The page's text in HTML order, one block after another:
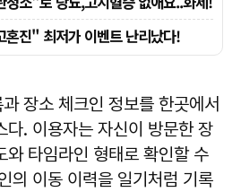
장소 체크인 정보를 한곳에서
다. 이용자는 자신이 방문한 장
와 타임라인 형태로 확인할 수
의 이동 이력을 일기처럼 기록